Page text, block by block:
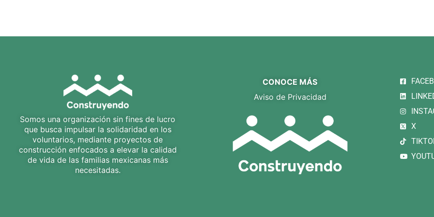
Somos una organización sin fines de lucro
que busca impulsar la solidaridad en los
voluntarios, mediante proyectos de
construcción enfocados a elevar la calidad
de vida de las familias mexicanas más
necesitadas.
CONOCE MÁS
Aviso de Privacidad
X